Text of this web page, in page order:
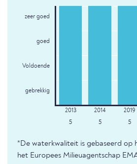
zeer goed
goed
Voldoende
gebrekkig
5 5 5
*De waterkwaliteit is gebaseerd op
het Europees Milieuagentschap